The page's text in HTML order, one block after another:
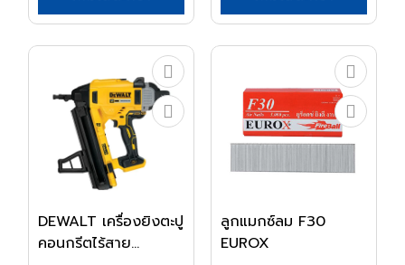
DEWALT เครื่องยิงตะปู
คอนกรีตไร้สาย...
ลูกแมกซ์ลม F30
EUROX